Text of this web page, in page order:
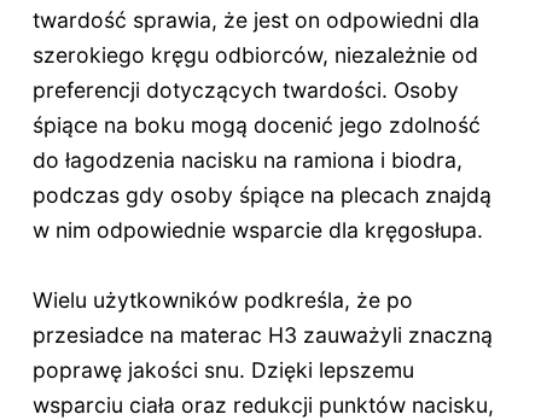
twardość sprawia, że jest on odpowiedni dla
szerokiego kręgu odbiorców, niezależnie od
preferencji dotyczących twardości. Osoby
śpiące na boku mogą docenić jego zdolność
do łagodzenia nacisku na ramiona i biodra,
podczas gdy osoby śpiące na plecach znajdą
w nim odpowiednie wsparcie dla kręgosłupa.
Wielu użytkowników podkreśla, że po
przesiadce na materac H3 zauważyli znaczną
poprawę jakości snu. Dzięki lepszemu
wsparciu ciała oraz redukcji punktów nacisku,